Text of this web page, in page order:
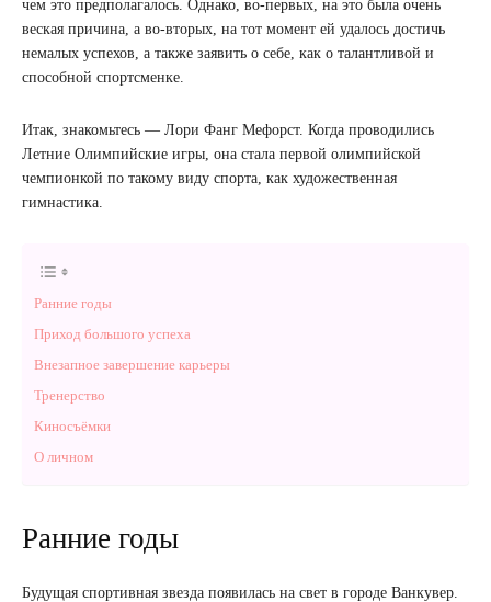
чем это предполагалось. Однако, во-первых, на это была очень
веская причина, а во-вторых, на тот момент ей удалось достичь
немалых успехов, а также заявить о себе, как о талантливой и
способной спортсменке.
Итак, знакомьтесь — Лори Фанг Мефорст. Когда проводились
Летние Олимпийские игры, она стала первой олимпийской
чемпионкой по такому виду спорта, как художественная
гимнастика.
Ранние годы
Приход большого успеха
Внезапное завершение карьеры
Тренерство
Киносъёмки
О личном
Ранние годы
Будущая спортивная звезда появилась на свет в городе Ванкувер.